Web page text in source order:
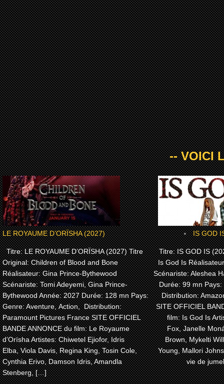
-- VOICI
LE ROYAUME D’ORÏSHA (2027)
Titre: LE ROYAUME D’ORÏSHA (2027) Titre
Original: Children of Blood and Bone
Réalisateur: Gina Prince-Bythewood
Scénariste: Tomi Adeyemi, Gina Prince-
Bythewood Année: 2027 Durée: 128 mn Pays:
Genre: Aventure, Action, Distribution:
Paramount Pictures France SITE OFFICIEL
BANDE ANNONCE du film: Le Royaume
d’Orïsha Artistes: Chiwetel Ejiofor, Idris
Elba, Viola Davis, Regina King, Tosin Cole,
Cynthia Erivo, Damson Idris, Amandla
Stenberg, […]
IS GOD
Titre: IS GOD IS
Is God Is
Scénariste: Aleshea
Durée: 99 mn
Distribution:
SITE OFFICIEL
film: Is God Is
Fox, Janelle
Brown, Mykelti
Young, Mallori
vie de